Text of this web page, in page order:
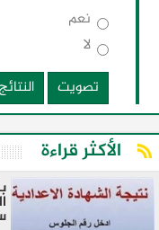
نعم
لا
تصويت
الأكثر قراءة